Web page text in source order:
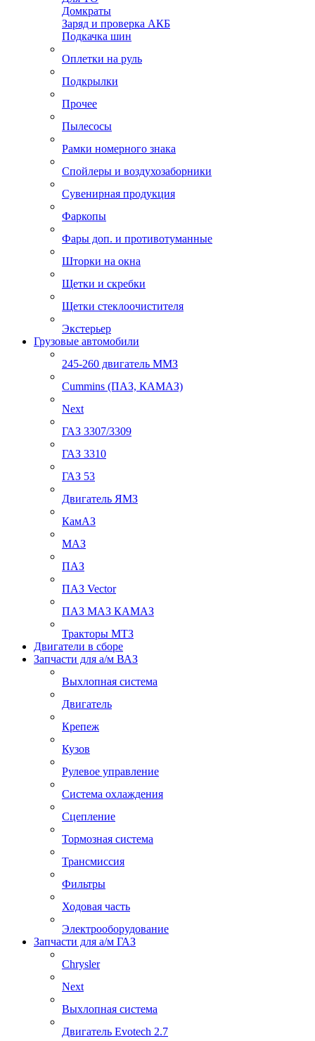
Домкраты
Заряд и проверка АКБ
Подкачка шин
Оплетки на руль
Подкрылки
Прочее
Пылесосы
Рамки номерного знака
Спойлеры и воздухозаборники
Сувенирная продукция
Фаркопы
Фары доп. и противотуманные
Шторки на окна
Щетки и скребки
Щетки стеклоочистителя
Экстерьер
Грузовые автомобили
245-260 двигатель ММЗ
Cummins (ПАЗ, КАМАЗ)
Next
ГАЗ 3307/3309
ГАЗ 3310
ГАЗ 53
Двигатель ЯМЗ
КамАЗ
МАЗ
ПАЗ
ПАЗ Vector
ПАЗ МАЗ КАМАЗ
Тракторы МТЗ
Двигатели в сборе
Запчасти для а/м ВАЗ
Выхлопная система
Двигатель
Крепеж
Кузов
Рулевое управление
Система охлаждения
Сцепление
Тормозная система
Трансмиссия
Фильтры
Ходовая часть
Электрооборудование
Запчасти для а/м ГАЗ
Chrysler
Next
Выхлопная система
Двигатель Evotech 2.7